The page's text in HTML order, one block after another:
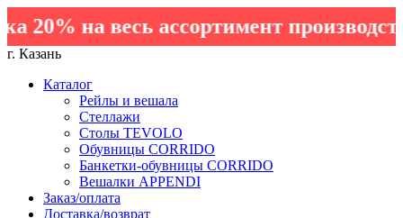
на весь ассортимент
г. Казань
Каталог
Рейлы и вешала
Стеллажи
Столы TEVOLO
Обувницы CORRIDO
Банкетки-обувницы CORRIDO
Вешалки APPENDI
Заказ/оплата
Доставка/возврат